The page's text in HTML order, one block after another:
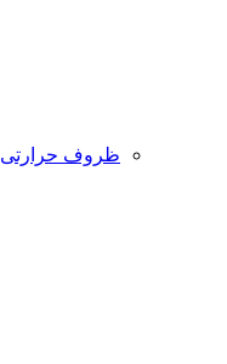
ظروف حرارتی